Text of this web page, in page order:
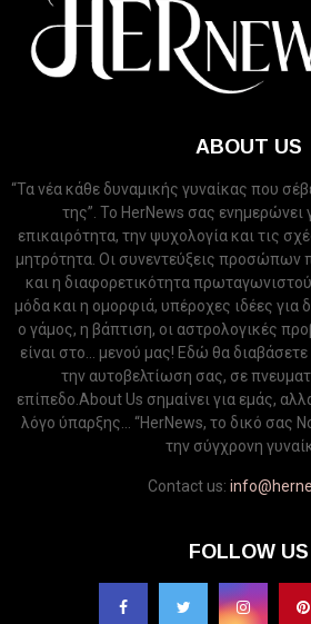
ABOUT US
“Τα νέα κάθε δυναμικής γυναίκας που
της”. Το HerNews σας ενημερώνει
επικαιρότητα, την ψυχολογία και τις
μητρότητα. Οι συνεντεύξεις προσώπων
και η διαφορετικότητα
μόδα και η ομορφιά, υπέροχες ιδέες για
ο γάμος, η βάπτιση, οι αστρολογικές
είναι στο... μενού μας! Εδώ θα διαβάσετε
την αυτοβελτίωση σας, σε
επίπεδο.About Us σημαίνει για εμάς,
λόγο ύπαρξης... “HerNews, το δικό σας
την σύγχρονη
Contact us:
FOLLOW US